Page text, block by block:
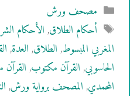
التصنيفات
مصحف ورش
الوسوم
أحكام الطلاق,الأحكام
المغربي المبسوط,الطلاق,العدة,
الحاسوبي,القرآن مكتوب,
المحمدي,المصحف برواية ورش,